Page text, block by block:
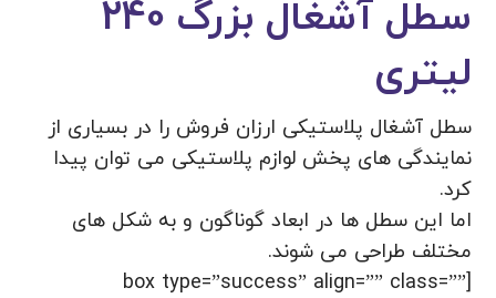
سطل آشغال بزرگ 240
لیتری
سطل آشغال پلاستیکی ارزان فروش را در بسیاری از
نمایندگی های پخش لوازم پلاستیکی می توان پیدا
کرد.
اما این سطل ها در ابعاد گوناگون و به شکل های
مختلف طراحی می شوند.
[box type=”success” align=”” class=””